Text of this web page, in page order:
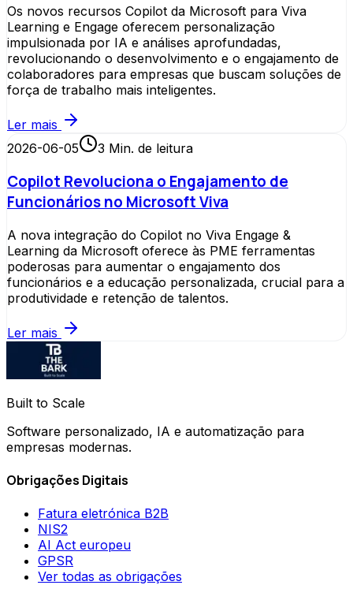
Os novos recursos Copilot da Microsoft para Viva
Learning e Engage oferecem personalização
impulsionada por IA e análises aprofundadas,
revolucionando o desenvolvimento e o engajamento de
colaboradores para empresas que buscam soluções de
força de trabalho mais inteligentes.
Ler mais
2026-06-05
3 Min. de leitura
Copilot Revoluciona o Engajamento de
Funcionários no Microsoft Viva
A nova integração do Copilot no Viva Engage &
Learning da Microsoft oferece às PME ferramentas
poderosas para aumentar o engajamento dos
funcionários e a educação personalizada, crucial para a
produtividade e retenção de talentos.
Ler mais
Built to Scale
Software personalizado, IA e automatização para
empresas modernas.
Obrigações Digitais
Fatura eletrónica B2B
NIS2
AI Act europeu
GPSR
Ver todas as obrigações